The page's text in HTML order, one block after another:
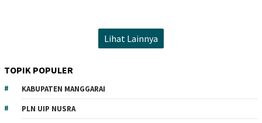
Lihat Lainnya
TOPIK POPULER
KABUPATEN MANGGARAI
PLN UIP NUSRA